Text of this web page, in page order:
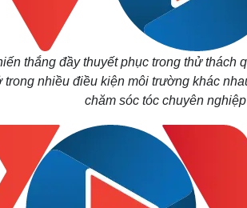
thắng đầy thuyết phục trong thử thách
trong nhiều điều kiện môi trường khác
chăm sóc tóc chuyên